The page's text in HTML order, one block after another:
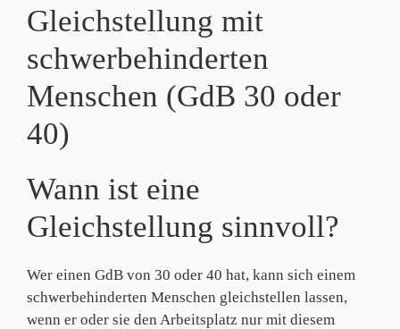
Gleichstellung mit
schwerbehinderten
Menschen (GdB 30 oder
40)
Wann ist eine
Gleichstellung sinnvoll?
Wer einen GdB von 30 oder 40 hat, kann sich einem
schwerbehinderten Menschen gleichstellen lassen,
wenn er oder sie den Arbeitsplatz nur mit diesem